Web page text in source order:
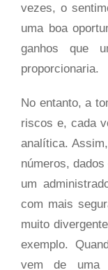
vezes, o
uma boa
ganhos que
proporcionaria.
No entanto, a
riscos e, cada
analítica.
números,
um
com mais
muito
exemplo.
vem de uma